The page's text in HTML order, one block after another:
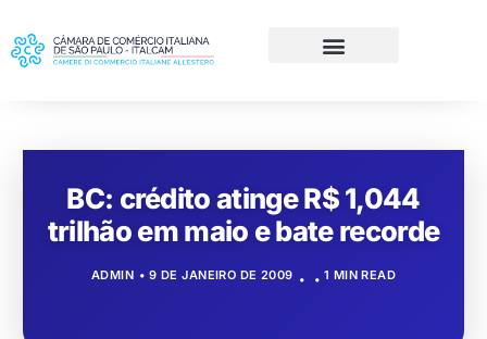
BC: crédito atinge R$ 1,044
trilhão em maio e bate recorde
ADMIN 9 DE JANEIRO DE 2009 1 MIN READ